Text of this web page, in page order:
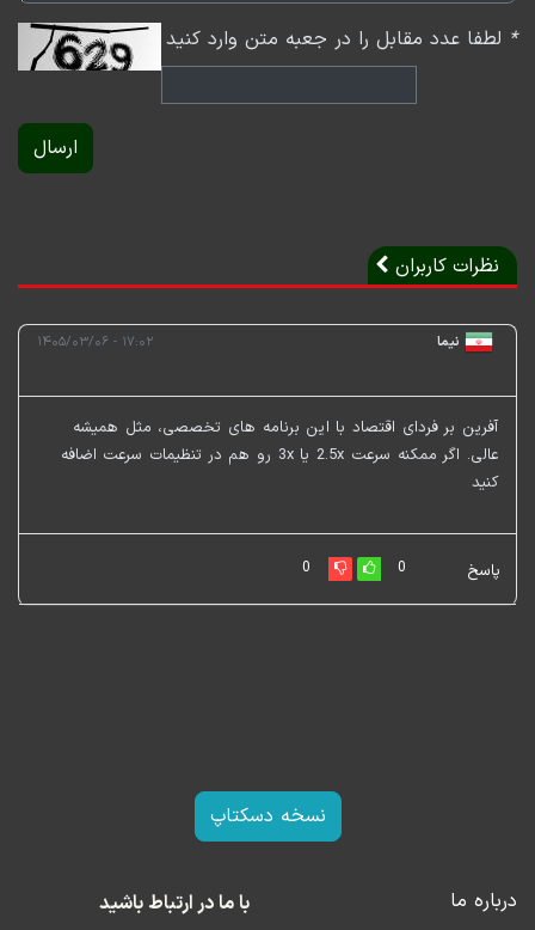
* لطفا عدد مقابل را در جعبه متن وارد کنید
ارسال
نظرات کاربران
نیما ۱۷:۰۲ - ۱۴۰۵/۰۳/۰۶
آفرین بر فردای اقتصاد با این برنامه های تخصصی، مثل همیشه
عالی. اگر ممکنه سرعت 2.5x یا 3x رو هم در تنظیمات سرعت اضافه
کنید
پاسخ 0
0
نسخه دسکتاپ
درباره ما
با ما در ارتباط باشید